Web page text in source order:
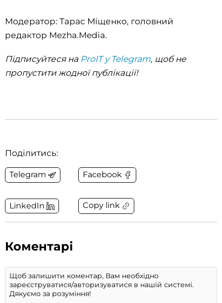
Модератор: Тарас Міщенко, головний
редактор Mezha.Media.
Підписуйтеся на ProIT у Telegram, щоб не
пропустити жодної публікації!
Поділитись:
Telegram Facebook
LinkedIn Copy link
Коментарі